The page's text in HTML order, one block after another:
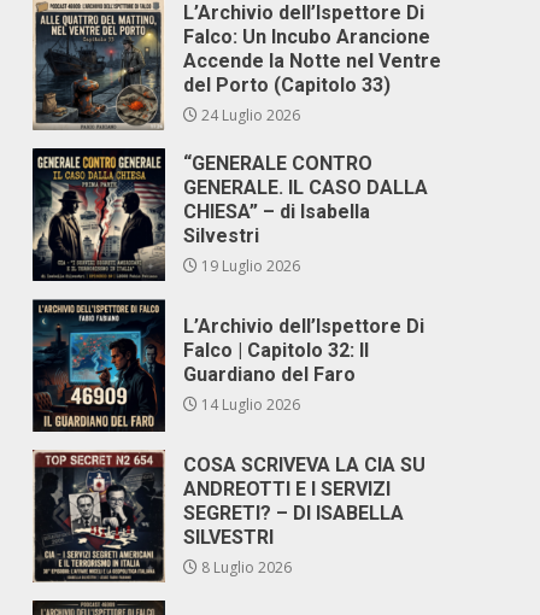
L’Archivio dell’Ispettore Di
Falco: Un Incubo Arancione
Accende la Notte nel Ventre
del Porto (Capitolo 33)
24 Luglio 2026
“GENERALE CONTRO
GENERALE. IL CASO DALLA
CHIESA” – di Isabella
Silvestri
19 Luglio 2026
L’Archivio dell’Ispettore Di
Falco | Capitolo 32: Il
Guardiano del Faro
14 Luglio 2026
COSA SCRIVEVA LA CIA SU
ANDREOTTI E I SERVIZI
SEGRETI? – DI ISABELLA
SILVESTRI
8 Luglio 2026